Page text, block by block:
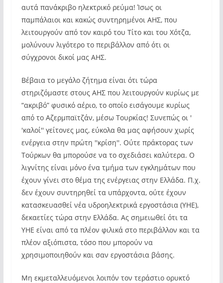
αυτά πανάκριβο ηλεκτρικό ρεύμα! Ίσως οι
παμπάλαιοι και κακώς συντηρημένοι ΑΗΣ, που
λειτουργούν από τον καιρό του Τίτο και του Χότζα,
μολύνουν λιγότερο το περιβάλλον από ότι οι
σύγχρονοι δικοί μας ΑΗΣ.
Βέβαια το μεγάλο ζήτημα είναι ότι τώρα
στηριζόμαστε στους ΑΗΣ που λειτουργούν κυρίως με
“ακριβό” φυσικό αέριο, το οποίο εισάγουμε κυρίως
από το Αζερμπαϊτζάν, μέσω Τουρκίας! Συνεπώς οι ′
′καλοί′′ γείτονες μας, εύκολα θα μας αφήσουν χωρίς
ενέργεια στην πρώτη ′′κρίση′′. Ούτε πράκτορας των
Τούρκων θα μπορούσε να το σχεδιάσει καλύτερα. Ο
λιγνίτης είναι μόνο ένα τμήμα των εγκλημάτων που
έχουν γίνει στο θέμα της ενέργειας στην Ελλάδα. Π.χ.
δεν έχουν συντηρηθεί τα υπάρχοντα, ούτε έχουν
κατασκευασθεί νέα υδροηλεκτρικά εργοστάσια (ΥΗΕ),
δεκαετίες τώρα στην Ελλάδα. Ας σημειωθεί ότι τα
ΥΗΕ είναι από τα πλέον φιλικά στο περιβάλλον και τα
πλέον αξιόπιστα, τόσο που μπορούν να
χρησιμοποιηθούν και σαν εργοστάσια βάσης.
Μη εκμεταλλευόμενοι λοιπόν τον τεράστιο ορυκτό